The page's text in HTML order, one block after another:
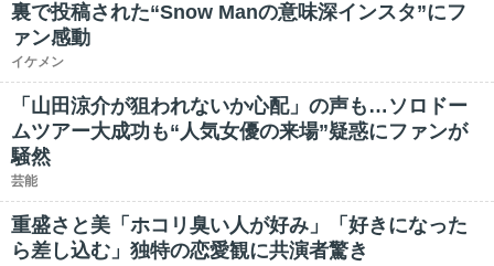
裏で投稿された“Snow Manの意味深インスタ”にフ
ァン感動
イケメン
「山田涼介が狙われないか心配」の声も…ソロドー
ムツアー大成功も“人気女優の来場”疑惑にファンが
騒然
芸能
重盛さと美「ホコリ臭い人が好み」「好きになった
ら差し込む」独特の恋愛観に共演者驚き